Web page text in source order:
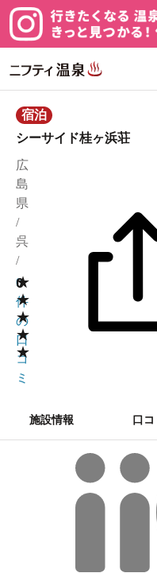
宿泊
シーサイド桂ヶ浜荘
広
島
県
/
呉
/
★
★
★
★
★
0
0
件
の
口
コ
ミ
施設情報 口コ